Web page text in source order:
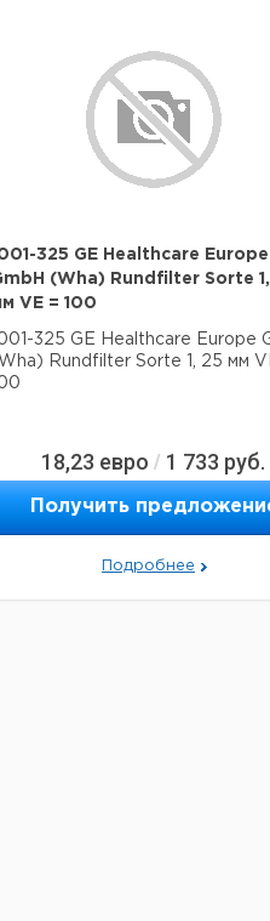
325 GE Healthcare Europe
(Wha) Rundfilter Sorte
VE = 100
325 GE Healthcare Europe
Rundfilter Sorte 1, 25 мм
18,23 евро / 1 733 руб.
Получить
Подробнее